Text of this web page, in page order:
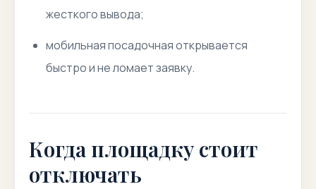
жесткого вывода;
мобильная посадочная открывается
быстро и не ломает заявку.
Когда площадку стоит
отключать